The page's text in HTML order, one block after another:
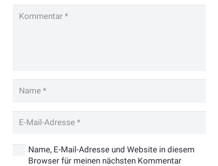
Name, E-Mail-Adresse und Website in diesem
Browser für meinen nächsten Kommentar